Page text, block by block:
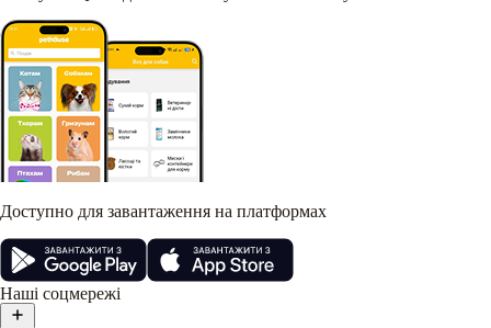
Доступно для завантаження на платформах
Наші соцмережі